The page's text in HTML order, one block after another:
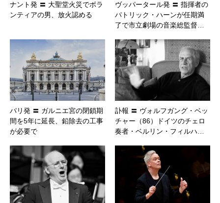
ナント発 〓 大聖堂火災でボラ
ンティアの男、放火認める
ヴッパータール発 〓 指揮者の
パトリック・ハーンが任期満
了で市立劇場の音楽総監督…
パリ発 〓 ガルニエ宮の閉鎖期
間を5年に延長、鉛除去の工事
が必要で
訃報 〓 ヴォルフガング・ベッ
チャー（86）ドイツのチェロ
奏者・ベルリン・フィルハ…